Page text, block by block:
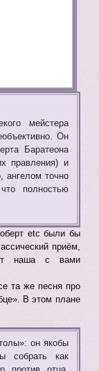
мейстера
Он
Баратеона
правления) и
ангелом точно
полностью
etc были бы
приём,
наша с вами
та же песня про
В этом плане
он якобы
собрать как